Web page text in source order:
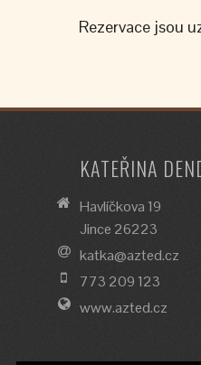
Rezervace jsou
KATEŘINA
Havlíčkova 19
Jince 26223
katka@azted.cz
773 209 123
www.azted.cz